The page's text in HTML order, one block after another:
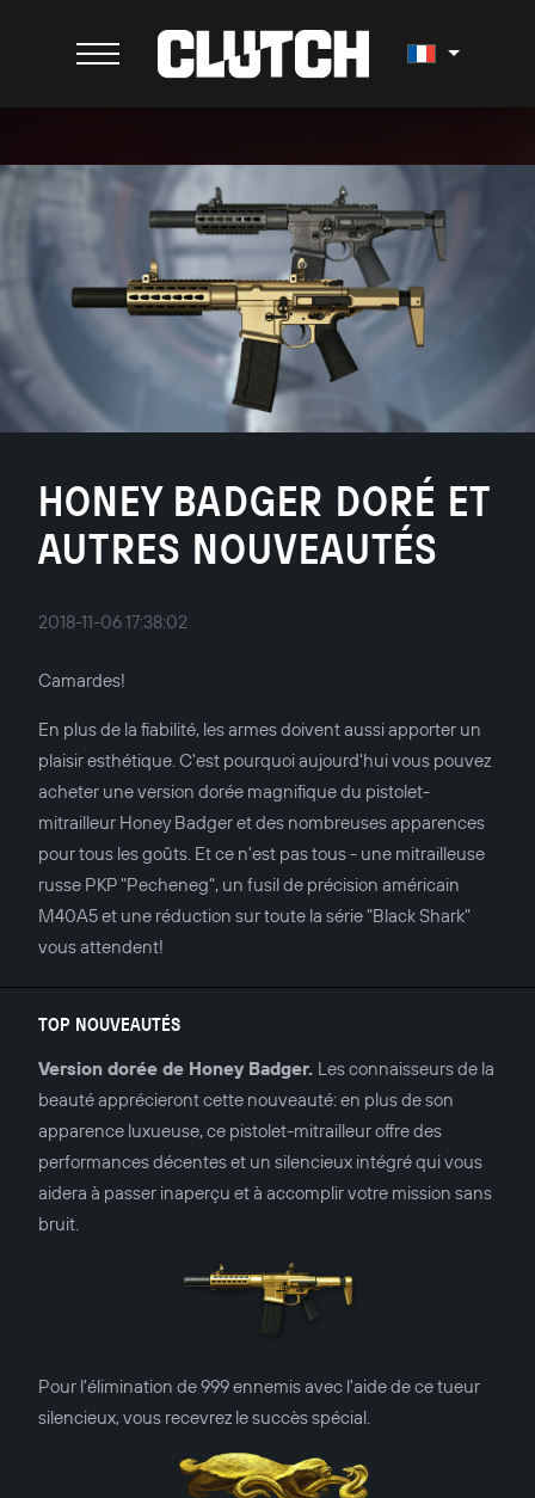
HONEY BADGER DORÉ ET
AUTRES NOUVEAUTÉS
2018-11-06 17:38:02
Camardes!
En plus de la fiabilité, les armes doivent aussi apporter un
plaisir esthétique. C'est pourquoi aujourd'hui vous pouvez
acheter une version dorée magnifique du pistolet-
mitrailleur Honey Badger et des nombreuses apparences
pour tous les goûts. Et ce n'est pas tous - une mitrailleuse
russe PKP "Pecheneg", un fusil de précision américain
M40A5 et une réduction sur toute la série "Black Shark"
vous attendent!
TOP NOUVEAUTÉS
Version dorée de Honey Badger. Les connaisseurs de la
beauté apprécieront cette nouveauté: en plus de son
apparence luxueuse, ce pistolet-mitrailleur offre des
performances décentes et un silencieux intégré qui vous
aidera à passer inaperçu et à accomplir votre mission sans
bruit.
Pour l'élimination de 999 ennemis avec l'aide de ce tueur
silencieux, vous recevrez le succès spécial.